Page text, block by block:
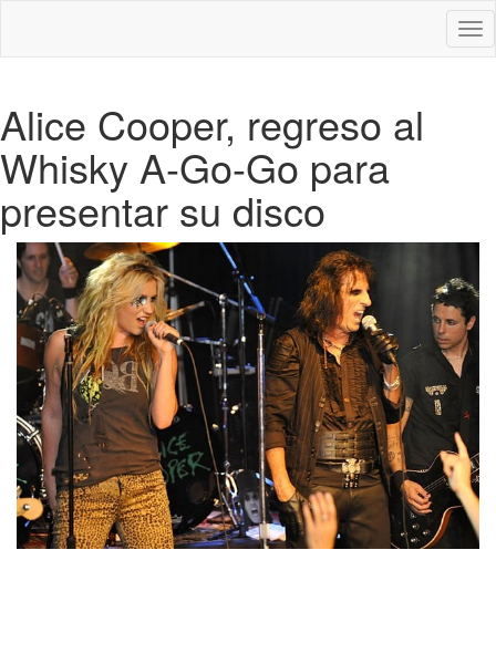
Alice Cooper, regreso al
Whisky A-Go-Go para
presentar su disco